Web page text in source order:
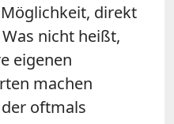
direkt
nicht heißt,
eigenen
machen
oftmals